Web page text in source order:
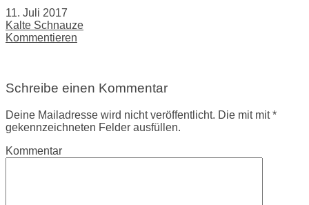
11. Juli 2017
Kalte Schnauze
Kommentieren
Schreibe einen Kommentar
Deine Mailadresse wird nicht veröffentlicht. Die mit mit *
gekennzeichneten Felder ausfüllen.
Kommentar